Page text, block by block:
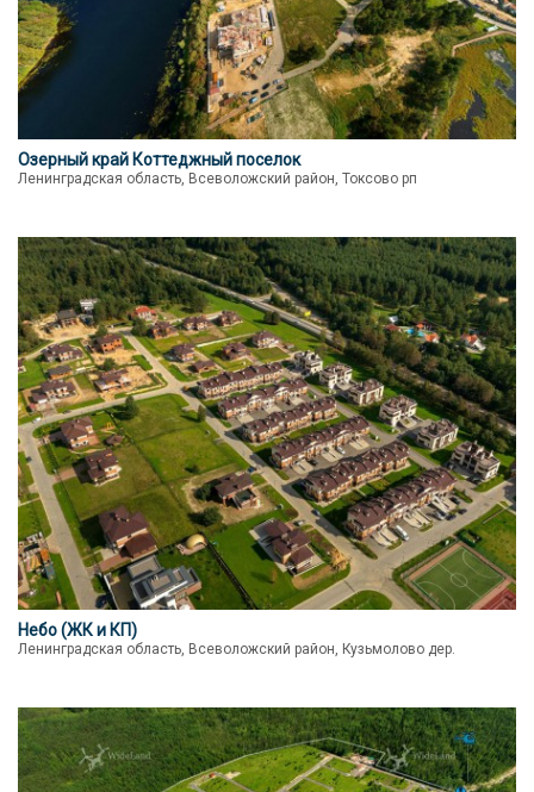
Озерный край Коттеджный поселок
Ленинградская область, Всеволожский район, Токсово рп
Небо (ЖК и КП)
Ленинградская область, Всеволожский район, Кузьмолово дер.